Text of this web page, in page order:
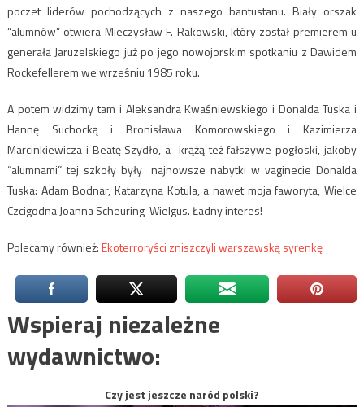
poczet liderów pochodzących z naszego bantustanu. Biały orszak
“alumnów” otwiera Mieczysław F. Rakowski, który został premierem u
generała Jaruzelskiego już po jego nowojorskim spotkaniu z Dawidem
Rockefellerem we wrześniu 1985 roku.
A potem widzimy tam i Aleksandra Kwaśniewskiego i Donalda Tuska i
Hannę Suchocką i Bronisława Komorowskiego i Kazimierza
Marcinkiewicza i Beatę Szydło, a krążą też fałszywe pogłoski, jakoby
“alumnami” tej szkoły były najnowsze nabytki w vaginecie Donalda
Tuska: Adam Bodnar, Katarzyna Kotula, a nawet moja faworyta, Wielce
Czcigodna Joanna Scheuring-Wielgus. Ładny interes!
Polecamy również:Ekoterroryści zniszczyli warszawską syrenkę
Wspieraj niezależne
wydawnictwo:
Czy jest jeszcze naród polski?